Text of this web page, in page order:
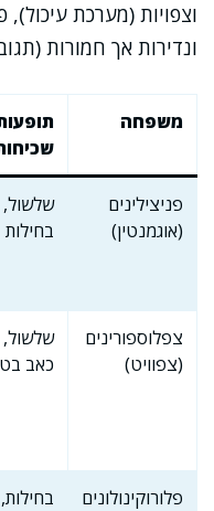
וצפויות (מערכת
ונדירות אך חמורות
משפחה
פניצילינים
(אוגמנטין)
שלשול,
בחילות
צפלוספורינים
(צפוויט)
שלשול,
כאב
פלורוקינולונים
בחילות,